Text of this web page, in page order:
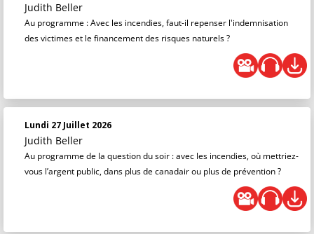
Judith Beller
Au programme : Avec les incendies, faut-il repenser l'indemnisation
des victimes et le financement des risques naturels ?
Lundi 27 Juillet 2026
Judith Beller
Au programme de la question du soir : avec les incendies, où mettriez-
vous l’argent public, dans plus de canadair ou plus de prévention ?